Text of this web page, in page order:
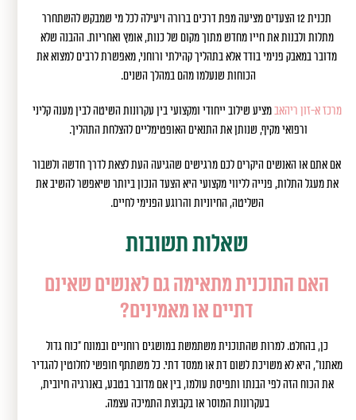
תכנית 12 הצעדים מציעה מפת דרכים ברורה ויעילה לכל מי שמבקש להשתחרר
מתלות ולבנות את חייו מחדש מתוך מקום של כנות, אומץ ואחריות. ההבנה שלא
מדובר במאבק פנימי בודד אלא בתהליך קהילתי ורוחני, מאפשרת לרבים למצוא את
הכוחות שנעלמו מהם במהלך השנים.
מרכז א-זון ריהאבמציע שילוב ייחודי ומקצועי בין עקרונות השיטה לבין מענה קליני
ורפואי מקיף, שנותן את התנאים האופטימליים להצלחת התהליך.
אם אתם או האנשים היקרים לכם מרגישים שהגיעה העת לצאת לדרך חדשה ולשבור
את מעגל התלות, פנייה לליווי מקצועי היא הצעד הנכון ביותר שיאפשר להשיב את
השליטה, החיוניות והרוגע הפנימי לחיים.
שאלות תשובות
האם התוכנית מתאימה גם לאנשים שאינם
דתיים או מאמינים?
כן, בהחלט. למרות שהתוכנית משתמשת במושגים רוחניים ובמונח "כוח גדול
מאתנו", היא לא משויכת לשום דת או ממסד דתי. כל משתתף חופשי לחלוטין להגדיר
את הכוח הזה לפי הבנתו ותפיסת עולמו, בין אם מדובר בטבע, באנרגיה חיובית,
בעקרונות המוסר או בקבוצת התמיכה עצמה.